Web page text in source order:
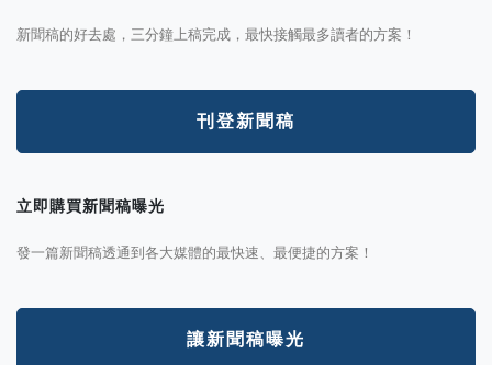
新聞稿的好去處，三分鐘上稿完成，最快接觸最多讀者的方案！
刊登新聞稿
立即購買新聞稿曝光
發一篇新聞稿透通到各大媒體的最快速、最便捷的方案！
讓新聞稿曝光